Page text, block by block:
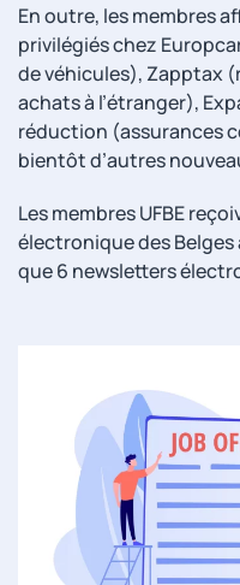
En outre, les membres
privilégiés chez
de véhicules), Zapptax
achats à l’étranger),
réduction (assurances
bientôt d’autres
Les membres UFBE
électronique des Belges
que 6 newsletters